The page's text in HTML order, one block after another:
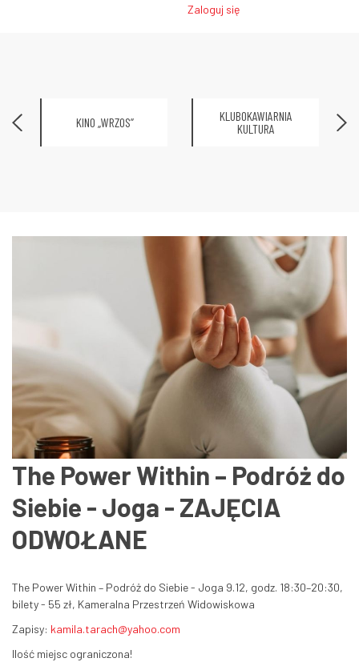
Zaloguj się
KINO „WRZOS”
KLUBOKAWIARNIA
KULTURA
The Power Within – Podróż do
Siebie - Joga - ZAJĘCIA
ODWOŁANE
The Power Within – Podróż do Siebie - Joga 9.12, godz. 18:30–20:30,
bilety - 55 zł, Kameralna Przestrzeń Widowiskowa
Zapisy: kamila.tarach@yahoo.com
Ilość miejsc ograniczona!